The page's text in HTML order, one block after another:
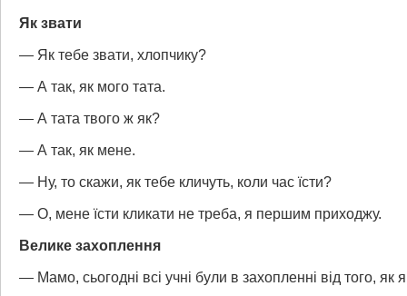
Як звати
— Як тебе звати, хлопчику?
— А так, як мого тата.
— А тата твого ж як?
— А так, як мене.
— Ну, то скажи, як тебе кличуть, коли час їсти?
— О, мене їсти кликати не треба, я першим приходжу.
Велике захоплення
— Мамо, сьогодні всі учні були в захопленні від того, як